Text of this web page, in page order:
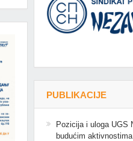
PUBLIKACIJE
Pozicija i uloga UGS
budućim